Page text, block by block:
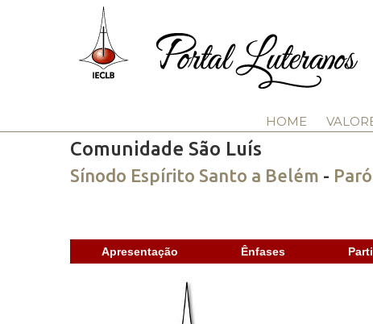
HOME
Comunidade São Luís
Sínodo Espírito Santo a Belém -
Apresentação Ênfases